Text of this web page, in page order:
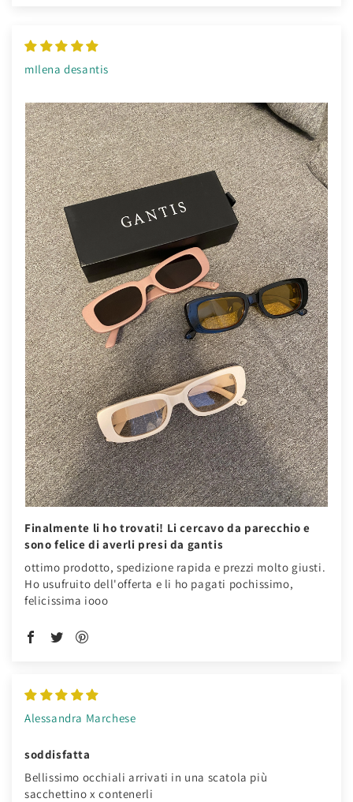
mIlena desantis
Finalmente li ho trovati! Li cercavo da parecchio e
sono felice di averli presi da gantis
ottimo prodotto, spedizione rapida e prezzi molto giusti.
Ho usufruito dell'offerta e li ho pagati pochissimo,
felicissima iooo
Alessandra Marchese
soddisfatta
Bellissimo occhiali arrivati in una scatola più
sacchettino x contenerli